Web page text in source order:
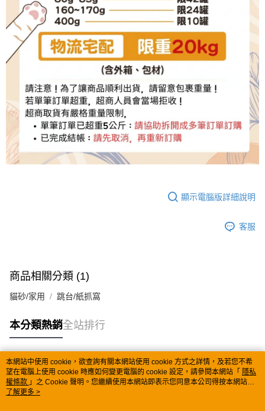
顯示電腦版詳細說明
客服
商品相關分類 (1)
貓砂/家用 跳台/紙抓窩
本分類熱銷全站排行
熱門標籤
本網站中使用 cookie，欲查詢有關本網站使用 cookie 方式之詳情，及若您不希
望在電腦上使用 cookie 時應如何變更電腦的 cookie 設定，請參閱本網站「 隱私
權條款 」之 Cookie 聲明。您繼續使用本網站即表示您同意本公司得按本網站使
用條款之 Cookie 聲明使用 cookie。
了解更多 >